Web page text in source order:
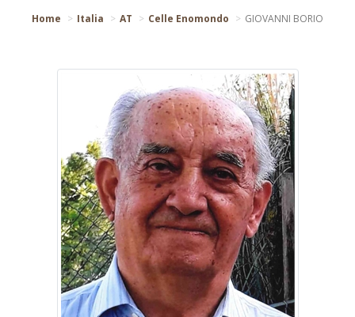
Home Italia AT Celle Enomondo GIOVANNI BORIO